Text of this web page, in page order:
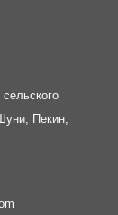
Пекин,